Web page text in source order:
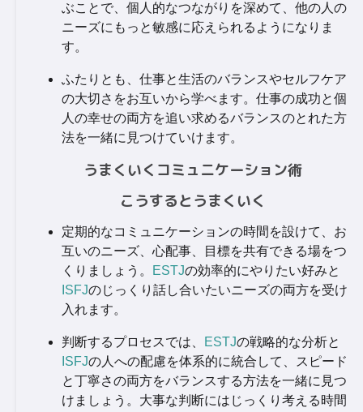
ぶことで、個人的なつながりを深めて、他の人の
ニーズにもっと敏感に応えられるようになりま
す。
ふたりとも、仕事と生活のバランスやセルフケア
の大切さをお互いから学べます。仕事の成功と個
人の幸せの両方を追い求めるバランスのとれた方
法を一緒に見つけていけます。
うまくいくコミュニケーション術
こうするとうまくいく
定期的なコミュニケーションの時間を設けて、お
互いのニーズ、心配事、目標を共有できる場をつ
くりましょう。
ESTJの効率的にやりたい好みと
ISFJのじっくり話し合いたいニーズの両方を受け
入れます。
判断するプロセスでは、 ESTJの戦略的な分析と
ISFJの人への配慮を体系的に統合して、スピード
と丁寧さの両方をバランスする方法を一緒に見つ
けましょう。大事な判断にはじっくり考える時間